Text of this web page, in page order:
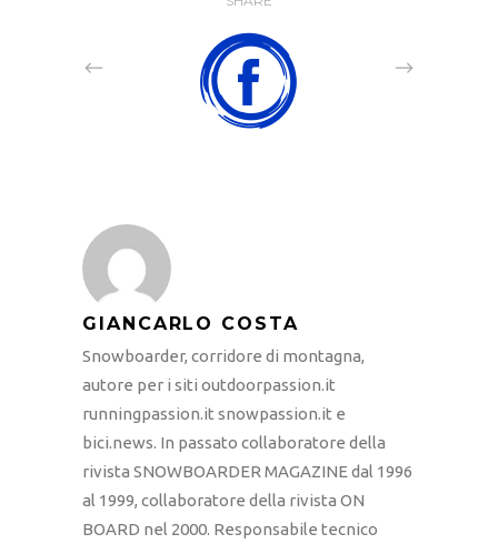
GIANCARLO COSTA
Snowboarder, corridore di montagna,
autore per i siti outdoorpassion.it
runningpassion.it snowpassion.it e
bici.news. In passato collaboratore della
rivista SNOWBOARDER MAGAZINE dal 1996
al 1999, collaboratore della rivista ON
BOARD nel 2000. Responsabile tecnico